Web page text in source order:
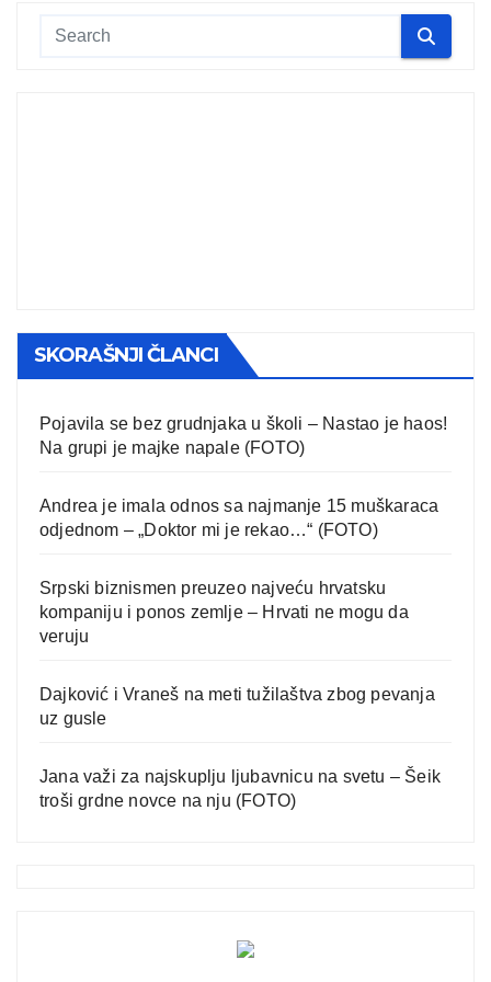
SKORAŠNJI ČLANCI
Pojavila se bez grudnjaka u školi – Nastao je haos!
Na grupi je majke napale (FOTO)
Andrea je imala odnos sa najmanje 15 muškaraca
odjednom – „Doktor mi je rekao…“ (FOTO)
Srpski biznismen preuzeo najveću hrvatsku
kompaniju i ponos zemlje – Hrvati ne mogu da
veruju
Dajković i Vraneš na meti tužilaštva zbog pevanja
uz gusle
Jana važi za najskuplju ljubavnicu na svetu – Šeik
troši grdne novce na nju (FOTO)